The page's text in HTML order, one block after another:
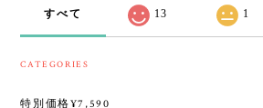
すべて 13 1
CATEGORIES
特別価格¥7,590